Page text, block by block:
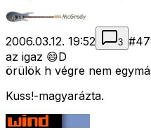
2006.03.12. 19:52 3 #
az igaz 😄D
örülök h végre nem
Kuss!-magyarázta.